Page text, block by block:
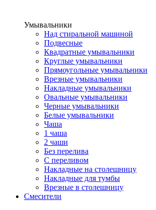
Умывальники
Над стиральной машиной
Подвесные
Квадратные умывальники
Круглые умывальники
Прямоугольные умывальники
Врезные умывальники
Накладные умывальники
Овальные умывальники
Черные умывальники
Белые умывальники
Чаша
1 чаша
2 чаши
Без перелива
С переливом
Накладные на столешницу
Накладные для тумбы
Врезные в столешницу
Смесители